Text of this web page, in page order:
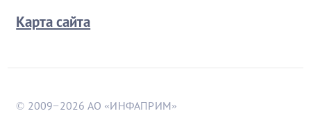
Карта сайта
© 2009−2026 АО «ИНФАПРИМ»